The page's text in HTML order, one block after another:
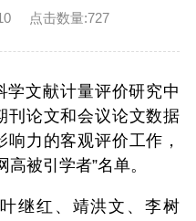
点击数量:727
学文献计量评价研究中
刊论文和会议论文数据
力的客观评价工作，
被引学者”名单。
继红、靖洪文、李树